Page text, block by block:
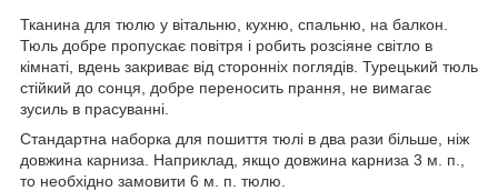
Тканина для тюлю у вітальню, кухню, спальню, на балкон.
Тюль добре пропускає повітря і робить розсіяне світло в
кімнаті, вдень закриває від сторонніх поглядів. Турецький тюль
стійкий до сонця, добре переносить прання, не вимагає
зусиль в прасуванні.
Стандартна наборка для пошиття тюлі в два рази більше, ніж
довжина карниза. Наприклад, якщо довжина карниза 3 м. п.,
то необхідно замовити 6 м. п. тюлю.